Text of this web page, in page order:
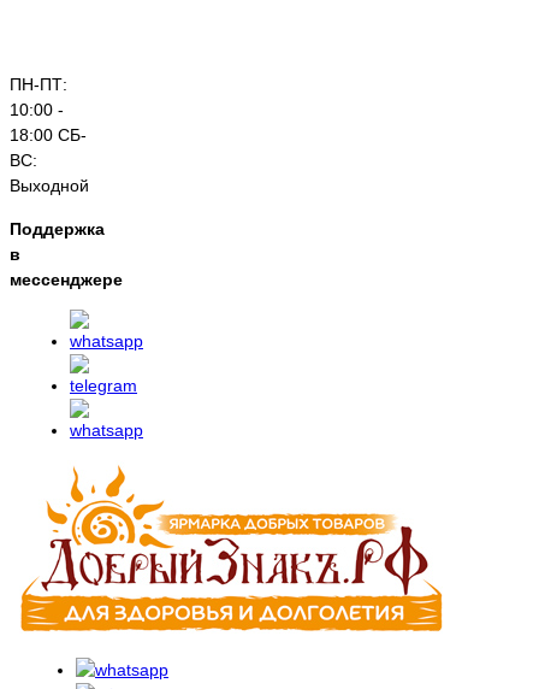
ПН-ПТ:
10:00 -
18:00 СБ-
ВС:
Выходной
Поддержка
в
мессенджере